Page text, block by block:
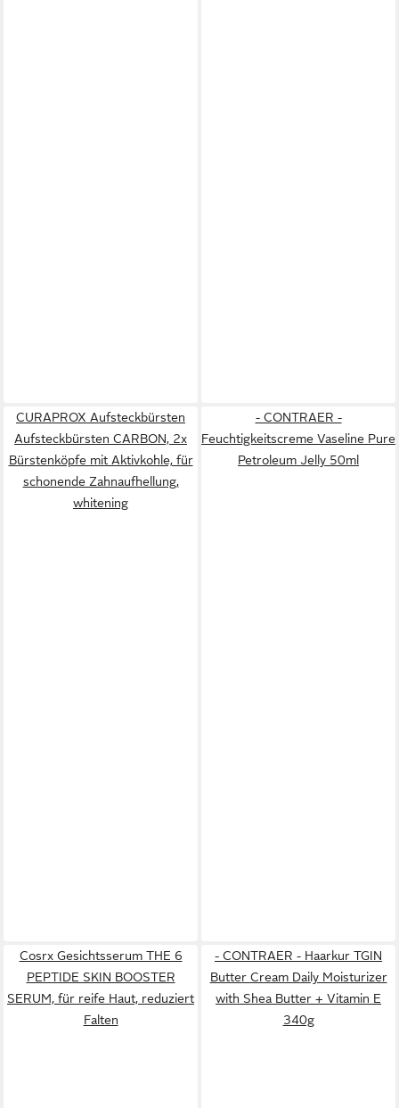
CURAPROX Aufsteckbürsten
Aufsteckbürsten CARBON, 2x
Bürstenköpfe mit Aktivkohle, für
schonende Zahnaufhellung,
whitening
- CONTRAER -
Feuchtigkeitscreme Vaseline Pure
Petroleum Jelly 50ml
Cosrx Gesichtsserum THE 6
PEPTIDE SKIN BOOSTER
SERUM, für reife Haut, reduziert
Falten
- CONTRAER - Haarkur TGIN
Butter Cream Daily Moisturizer
with Shea Butter + Vitamin E
340g